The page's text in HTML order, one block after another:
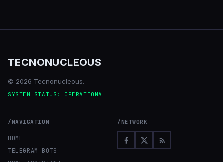
TECNONUCLEOUS
© 2026 Tecnonucleous.
SYSTEM STATUS: OPERATIONAL
/NAVIGATION
HOME
TELEGRAM BOTS
/NETWORK